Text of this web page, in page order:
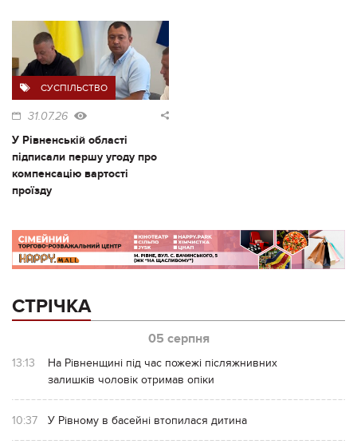
СУСПІЛЬСТВО
31.07.26
У Рівненській області
підписали першу угоду про
компенсацію вартості
проїзду
СТРІЧКА
05 серпня
13:13
На Рівненщині під час пожежі післяжнивних
залишків чоловік отримав опіки
10:37 У Рівному в басейні втопилася дитина